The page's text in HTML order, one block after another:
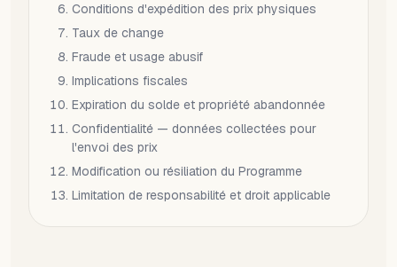
Conditions d'expédition des prix physiques
Taux de change
Fraude et usage abusif
Implications fiscales
Expiration du solde et propriété abandonnée
Confidentialité — données collectées pour
l'envoi des prix
Modification ou résiliation du Programme
Limitation de responsabilité et droit applicable